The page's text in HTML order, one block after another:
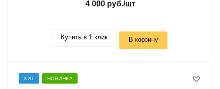
4 000 руб./шт
Купить в 1 клик В корзину
ХИТ НОВИНКА